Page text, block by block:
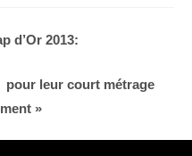
d’Or 2013:
pour leur court métrage
»